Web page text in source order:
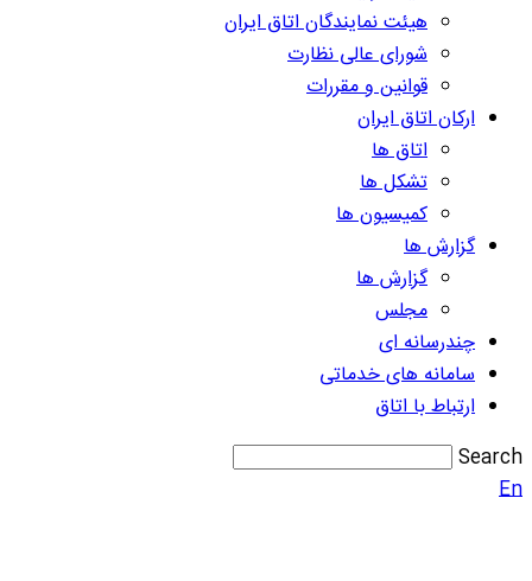
هیئت نمایندگان اتاق ایران
شورای عالی نظارت
قوانین و مقررات
ارکان اتاق ایران
اتاق ها
تشکل ها
کمیسیون ها
گزارش ها
گزارش ها
مجلس
چندرسانه ای
سامانه های خدماتی
ارتباط با اتاق
Search
En